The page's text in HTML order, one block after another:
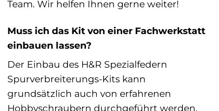
Team. Wir helfen Ihnen gerne weiter!
Muss ich das Kit von einer Fachwerkstatt
einbauen lassen?
Der Einbau des H&R Spezialfedern
Spurverbreiterungs-Kits kann
grundsätzlich auch von erfahrenen
Hobbyschraubern durchgeführt werden.